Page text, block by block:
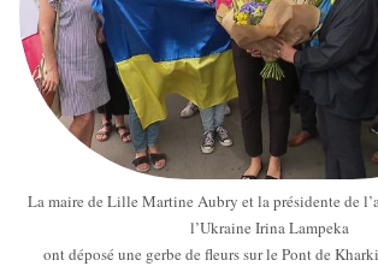
La maire de Lille Martine Aubry et la présidente de
l’Ukraine Irina Lampeka
ont déposé une gerbe de fleurs sur le Pont de